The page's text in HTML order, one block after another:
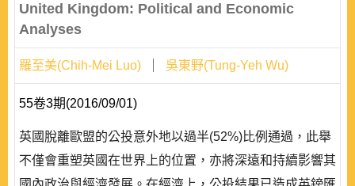
United Kingdom: Political and Economic
Analyses
羅至美(Chih-Mei Luo) 吳東野(Tung-Yeh Wu)
55卷3期(2016/09/01)
英國脫離歐盟的公投意外地以過半(52%)比例通過，此舉
不僅會重塑英國在世界上的位置，亦將深遠和持續影響其